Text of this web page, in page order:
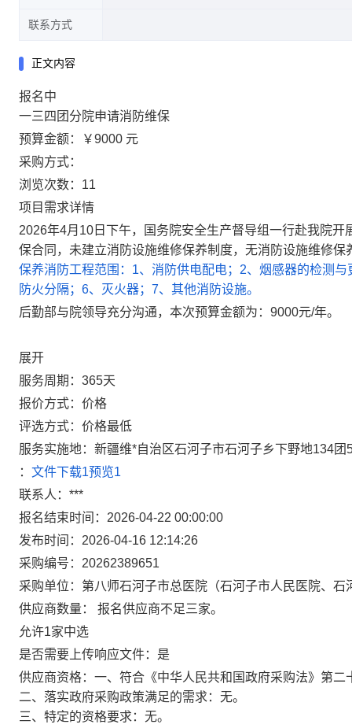
联系方式
正文内容
报名中
一三四团分院申请消防维保
预算金额：
￥9000 元
采购方式：
浏览次数： 11
项目需求详情
2026年4月10日下午，国务院安全生产督导组一行赴我院
保合同，未建立消防设施维修保养制度，无消防设施维修
保养消防工程范围：1、消防供电配电；2、烟感器的检测
防火分隔；6、灭火器；7、其他消防设施。
后勤部与院领导充分沟通，本次预算金额为：9000元/年。
展开
服务周期： 365天
报价方式： 价格
评选方式： 价格最低
服务实施地： 新疆维*自治区石河子市石河子乡下野地134团
： 文件下载1预览1
联系人： ***
报名结束时间： 2026-04-22 00:00:00
发布时间： 2026-04-16 12:14:26
采购编号： 20262389651
采购单位： 第八师石河子市总医院（石河子市人民医院、
供应商数量：
报名供应商不足三家。
允许1家中选
是否需要上传响应文件： 是
供应商资格： 一、符合《中华人民共和国政府采购法》第
二、落实政府采购政策满足的需求：无。
三、特定的资格要求：无。